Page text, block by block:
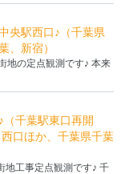
央駅西口♪（千葉県
、新宿）
地の定点観測です♪ 本来
千葉駅東口再開
口ほか、千葉県千葉
地工事定点観測です♪ 千